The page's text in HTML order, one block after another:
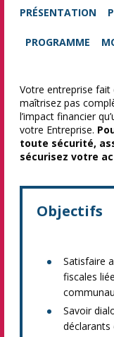
PRÉSENTATION
PROGRAMME
Votre entreprise fait
maîtrisez pas
l’impact financier
votre Entreprise.
toute sécurité,
sécurisez votre
Objectifs
Satisfaire
fiscales
Savoir
déclarants